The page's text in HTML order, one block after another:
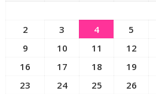
2
3 4 5
9
10 11 12
16
17 18 19
23
24 25 26